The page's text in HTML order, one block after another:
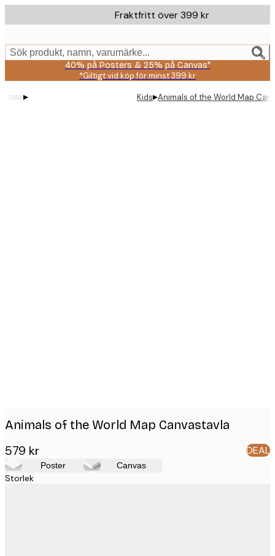
to
content.
Fraktfritt över 399 kr
Sök produkt, namn, varumärke...
40% på Posters & 25% på Canvas*
*Giltigt vid köp för minst 399 kr
▸ Kids▸Animals of the World Map
Animals of the World Map Canvastavla
579 kr DEAL
Poster Canvas
Storlek